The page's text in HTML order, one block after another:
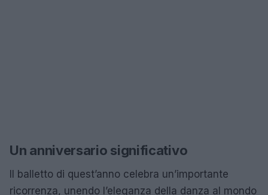
Un anniversario significativo
Il balletto di quest’anno celebra un’importante
ricorrenza, unendo l’eleganza della danza al mondo